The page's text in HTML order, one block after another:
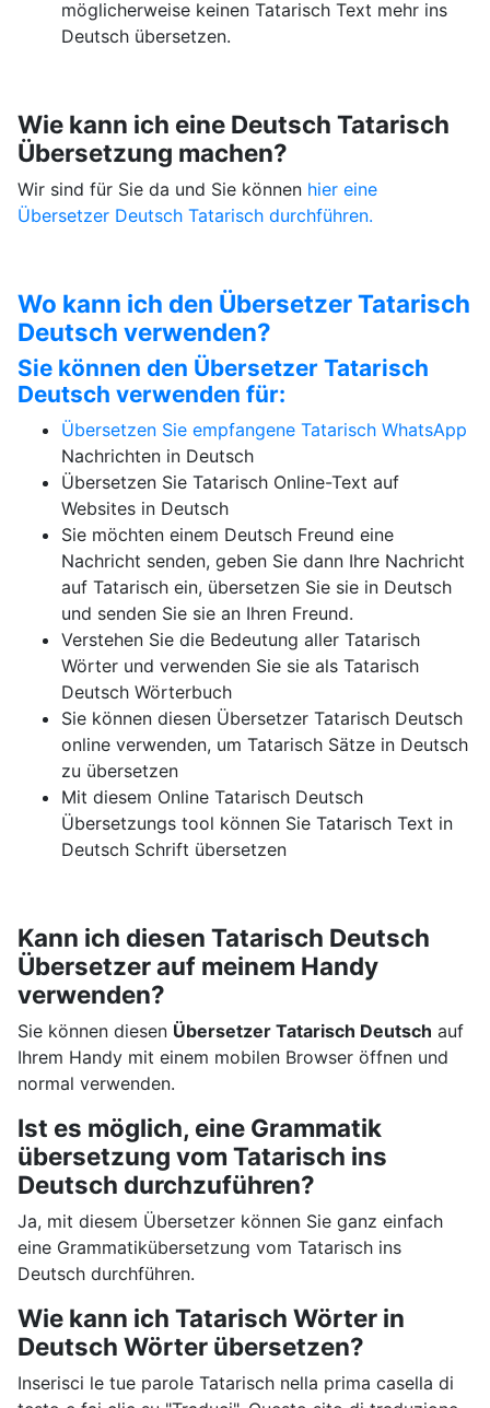
möglicherweise keinen Tatarisch Text mehr ins
Deutsch übersetzen.
Wie kann ich eine Deutsch Tatarisch
Übersetzung machen?
Wir sind für Sie da und Sie können hier eine
Übersetzer Deutsch Tatarisch durchführen.
Wo kann ich den Übersetzer Tatarisch
Deutsch verwenden?
Sie können den Übersetzer Tatarisch
Deutsch verwenden für:
Übersetzen Sie empfangene Tatarisch WhatsApp
Nachrichten in Deutsch
Übersetzen Sie Tatarisch Online-Text auf
Websites in Deutsch
Sie möchten einem Deutsch Freund eine
Nachricht senden, geben Sie dann Ihre Nachricht
auf Tatarisch ein, übersetzen Sie sie in Deutsch
und senden Sie sie an Ihren Freund.
Verstehen Sie die Bedeutung aller Tatarisch
Wörter und verwenden Sie sie als Tatarisch
Deutsch Wörterbuch
Sie können diesen Übersetzer Tatarisch Deutsch
online verwenden, um Tatarisch Sätze in Deutsch
zu übersetzen
Mit diesem Online Tatarisch Deutsch
Übersetzungs tool können Sie Tatarisch Text in
Deutsch Schrift übersetzen
Kann ich diesen Tatarisch Deutsch
Übersetzer auf meinem Handy
verwenden?
Sie können diesen Übersetzer Tatarisch Deutsch auf
Ihrem Handy mit einem mobilen Browser öffnen und
normal verwenden.
Ist es möglich, eine Grammatik
übersetzung vom Tatarisch ins
Deutsch durchzuführen?
Ja, mit diesem Übersetzer können Sie ganz einfach
eine Grammatikübersetzung vom Tatarisch ins
Deutsch durchführen.
Wie kann ich Tatarisch Wörter in
Deutsch Wörter übersetzen?
Inserisci le tue parole Tatarisch nella prima casella di